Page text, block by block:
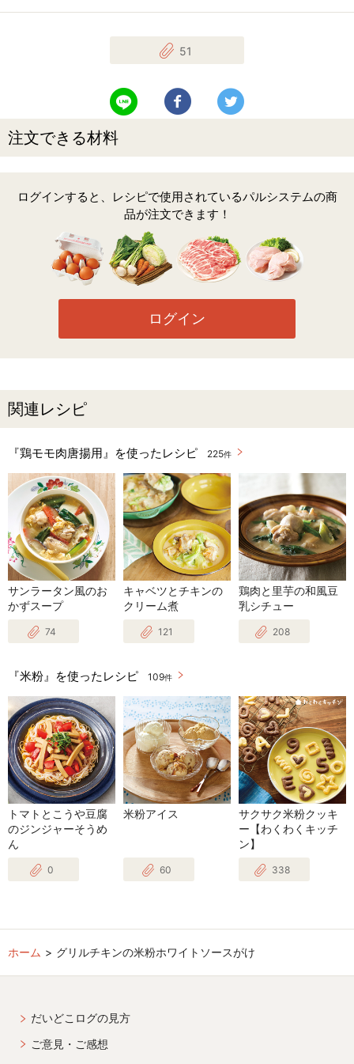
51
LINEで送る Facebookでシェアする
注文できる材料
ログインすると、レシピで使用されているパルシステムの商
品が注文できます！
ログイン
関連レシピ
『鶏モモ肉唐揚用』を使ったレシピ 225件
サンラータン風のお
かずスープ
74
キャベツとチキンの
クリーム煮
121
鶏肉と里芋の和風豆
乳シチュー
208
『米粉』を使ったレシピ 109件
トマトとこうや豆腐
のジンジャーそうめ
ん
0
米粉アイス
60
サクサク米粉クッキ
ー【わくわくキッチ
ン】
338
ホーム グリルチキンの米粉ホワイトソースがけ
だいどこログの見方
ご意見・ご感想